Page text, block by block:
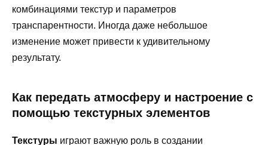
комбинациями текстур и параметров
транспарентности. Иногда даже небольшое
изменение может привести к удивительному
результату.
Как передать атмосферу и настроение с
помощью текстурных элементов
Текстуры играют важную роль в создании